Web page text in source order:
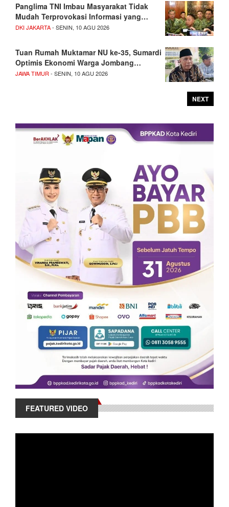
Panglima TNI Imbau Masyarakat Tidak
Mudah Terprovokasi Informasi yang…
DKI JAKARTA- SENIN, 10 AGU 2026
Tuan Rumah Muktamar NU ke-35, Sumardi
Optimis Ekonomi Warga Jombang…
JAWA TIMUR- SENIN, 10 AGU 2026
NEXT
FEATURED VIDEO